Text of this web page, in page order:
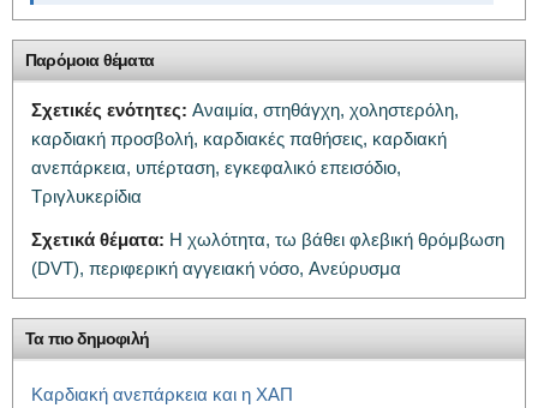
Παρόμοια θέματα
Σχετικές ενότητες: Αναιμία, στηθάγχη, χοληστερόλη,
καρδιακή προσβολή, καρδιακές παθήσεις, καρδιακή
ανεπάρκεια, υπέρταση, εγκεφαλικό επεισόδιο,
Τριγλυκερίδια
Σχετικά θέματα: Η χωλότητα, τω βάθει φλεβική θρόμβωση
(DVT), περιφερική αγγειακή νόσο, Ανεύρυσμα
Τα πιο δημοφιλή
Καρδιακή ανεπάρκεια και η ΧΑΠ